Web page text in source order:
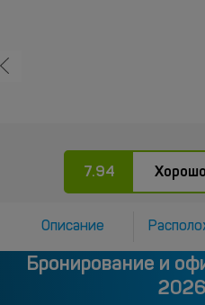
7.94 Хорошо
Описание
Бронирование и